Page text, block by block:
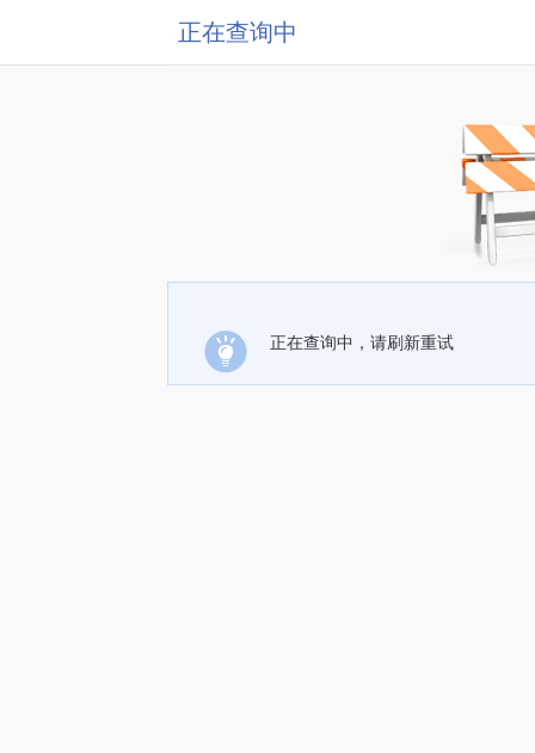
正在查询中
正在查询中，请刷新重试